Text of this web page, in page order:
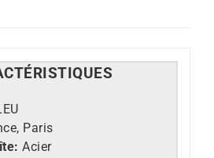
ÉRISTIQUES
Paris
Acier